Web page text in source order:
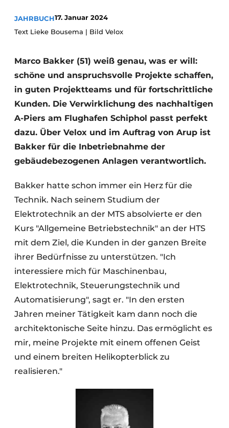
Datenschutz / Cookie-Erklärung
Ein Stellenangebot registrieren
Freie Stellen
Videos
Modularer Aufbau
JAHRBUCH17. Januar 2024
Text Lieke Bousema | Bild Velox
Marco Bakker (51) weiß genau, was er will:
schöne und anspruchsvolle Projekte schaffen,
in guten Projektteams und für fortschrittliche
Kunden. Die Verwirklichung des nachhaltigen
A-Piers am Flughafen Schiphol passt perfekt
dazu. Über Velox und im Auftrag von Arup ist
Bakker für die Inbetriebnahme der
gebäudebezogenen Anlagen verantwortlich.
Bakker hatte schon immer ein Herz für die
Technik. Nach seinem Studium der
Elektrotechnik an der MTS absolvierte er den
Kurs "Allgemeine Betriebstechnik" an der HTS
mit dem Ziel, die Kunden in der ganzen Breite
ihrer Bedürfnisse zu unterstützen. "Ich
interessiere mich für Maschinenbau,
Elektrotechnik, Steuerungstechnik und
Automatisierung", sagt er. "In den ersten
Jahren meiner Tätigkeit kam dann noch die
architektonische Seite hinzu. Das ermöglicht es
mir, meine Projekte mit einem offenen Geist
und einem breiten Helikopterblick zu
realisieren."